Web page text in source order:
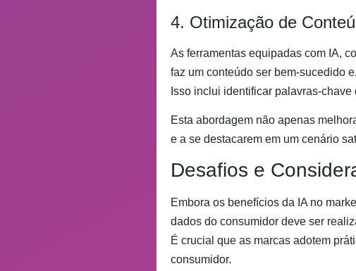
4. Otimização de
As ferramentas equipadas com IA,
faz um conteúdo ser bem-sucedido
Isso inclui identificar palavras-
Esta abordagem não apenas
e a se destacarem em um cenário
Desafios e
Embora os benefícios da IA no
dados do consumidor deve ser
É crucial que as marcas adotem
consumidor.